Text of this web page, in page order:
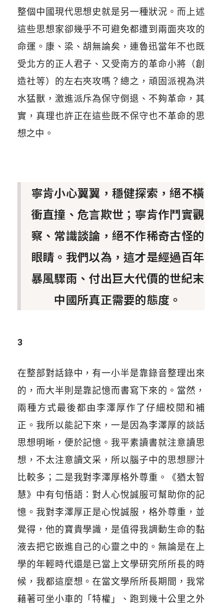
整個中國現代思想史就是另一種狀況。而上述
這些思想家卻幾乎不可避免都遭到兩面夾攻的
命運。康、梁、胡無論矣，連魯迅當年不也既
受北方的正人君子、又受南方的革命小將（創
造社等）的左右夾攻嗎？總之，頑固派視為洪
水猛獸，激進派斥為保守倒退、不夠革命，其
實，真理也許正在這些既不保守也不革命的思
想之中。
寧肯小心翼翼，穩健探索，絕不橫
衝直撞、危言欺世；寧肯作鬥實觀
察、常識談論，絕不作稀奇古怪的
眼睛。我們以為，這才是經過百年
暴風驟雨、付出巨大代價的世紀末
中國所真正需要的態度。
3
在整部對話錄中，有一小半是靠錄音整理出來
的，而大半則是靠記憶而書寫下來的。當然，
兩種方式最後都由李澤厚作了仔細校閱和補
正。我所以能記下來，一是因為李澤厚的談話
思想明晰，便於記憶。我平素讀書就注意讀思
想，不太注意讀文采，所以腦子中的思想膠汁
比較多；二是我對李澤厚格外尊重。《猶太智
慧》中有句悟語：對人心悅誠服可幫助你的記
憶。我對李澤厚正是心悅誠服，格外尊重，並
覺得，他的寶貴學識，是值得我調動生命的黏
液去把它嵌進自己的心靈之中的。無論是在上
學的年輕時代還是已當上文學研究所所長的時
候，我都這麼想。在當文學所所長期間，我常
藉著可坐小車的「特權」、跑到幾十公里之外